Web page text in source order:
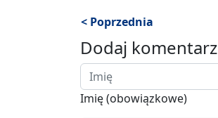
< Poprzednia
Dodaj komentarz
Imię (obowiązkowe)